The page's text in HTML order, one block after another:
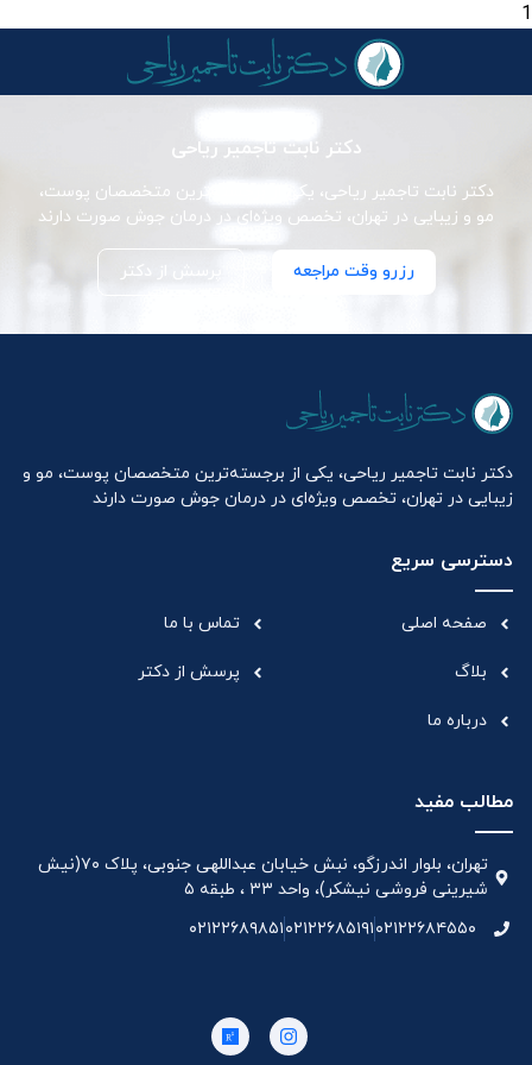
1
دکتر نابت تاجمیر ریاحی
دکتر نابت تاجمیر ریاحی، یکی از برجسته‌ترین متخصصان پوست،
مو و زیبایی در تهران، تخصص ویژه‌ای در درمان جوش صورت دارند
رزرو وقت مراجعه پرسش از دکتر
دکتر نابت تاجمیر ریاحی، یکی از برجسته‌ترین متخصصان پوست، مو و
زیبایی در تهران، تخصص ویژه‌ای در درمان جوش صورت دارند
دسترسی سریع
صفحه اصلی
بلاگ
درباره ما
تماس با ما
پرسش از دکتر
مطالب مفید
تهران، بلوار اندرزگو، نبش خیابان عبداللهی جنوبی، پلاک ۷۰(نیش
شیرینی فروشی نیشکر)، واحد ۳۳ ، طبقه ۵
۰۲۱۲۲۶۸۴۵۵۰۰۲۱۲۲۶۸۵۱۹۱۰۲۱۲۲۶۸۹۸۵۱